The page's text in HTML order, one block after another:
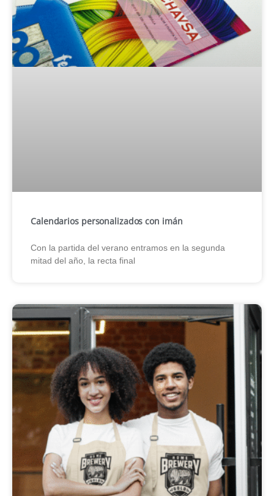
Calendarios personalizados con imán
Con la partida del verano entramos en la segunda
mitad del año, la recta final